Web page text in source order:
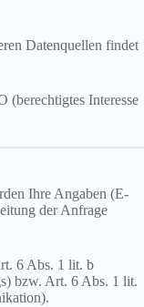
Datenquellen findet
Interesse
Ihre Angaben (E-
der Anfrage
6 Abs. 1 lit. b
bzw. Art. 6 Abs. 1 lit.